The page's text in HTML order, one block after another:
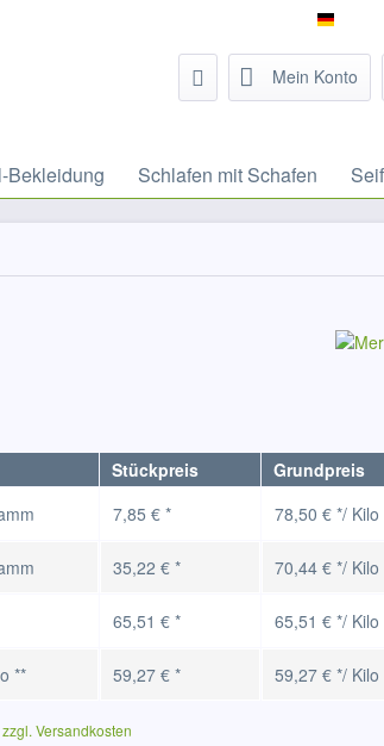
Mein Konto
Bekleidung Schlafen mit Schafen
Stückpreis
Grundpreis
7,85 € * 78,50 € */ Kilo
35,22 € * 70,44 € */ Kilo
65,51 € * 65,51 € */ Kilo
** 59,27 € * 59,27 € */ Kilo
zzgl. Versandkosten